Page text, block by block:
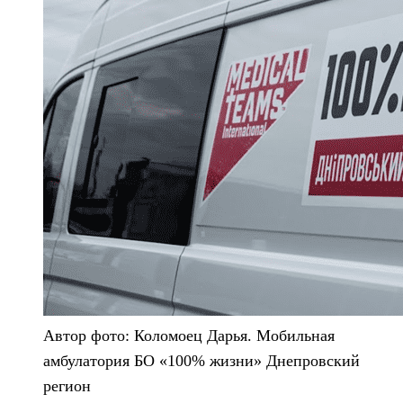
Автор фото: Коломоец Дарья. Мобильная
амбулатория БО «100% жизни» Днепровский
регион